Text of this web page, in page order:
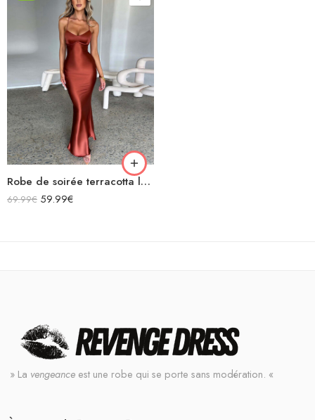
Robe de soirée terracotta longue en satin bretelles spaghetti décolleté dos nu laçage croisées dans le dos
69.99€ 59.99€
» La vengeance est une robe qui se porte sans modération. «